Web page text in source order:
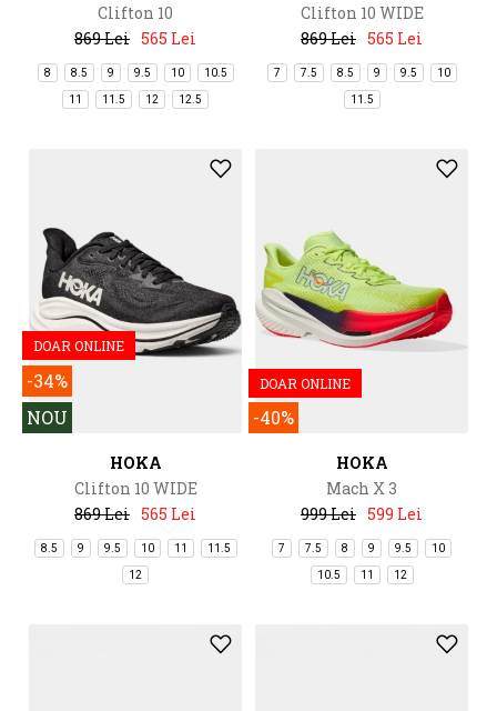
Clifton 10
869 Lei 565 Lei
8 8.5 9 9.5 10 10.5
11 11.5 12 12.5
Clifton 10 WIDE
869 Lei 565 Lei
7 7.5 8.5 9 9.5 10
11.5
DOAR ONLINE
-34%
NOU
HOKA
Clifton 10 WIDE
869 Lei 565 Lei
8.5 9 9.5 10 11 11.5
12
DOAR ONLINE
-40%
HOKA
Mach X 3
999 Lei 599 Lei
7 7.5 8 9 9.5 10
10.5 11 12